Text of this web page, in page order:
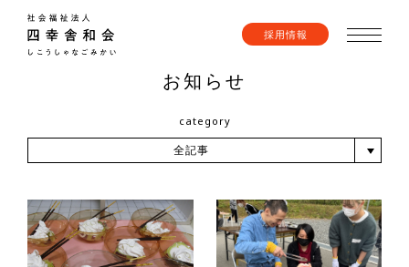
採用情報
お知らせ
category
全記事